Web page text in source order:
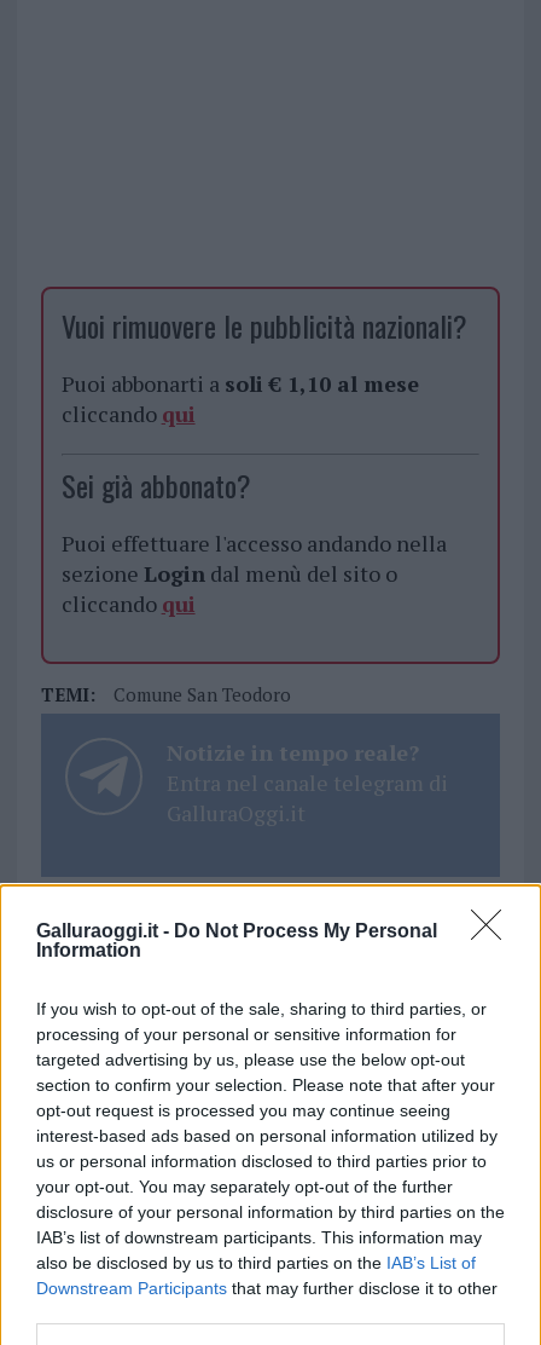
Galluraoggi.it - Do Not Process My Personal
Information
If you wish to opt-out of the sale, sharing to third parties, or
processing of your personal or sensitive information for
targeted advertising by us, please use the below opt-out
section to confirm your selection. Please note that after your
opt-out request is processed you may continue seeing
interest-based ads based on personal information utilized by
us or personal information disclosed to third parties prior to
your opt-out. You may separately opt-out of the further
disclosure of your personal information by third parties on the
IAB’s list of downstream participants. This information may
also be disclosed by us to third parties on the IAB’s List of
Downstream Participants that may further disclose it to other
Vuoi rimuovere le pubblicità nazionali?
Puoi abbonarti a soli € 1,10 al mese
cliccando qui
Sei già abbonato?
Puoi effettuare l'accesso andando nella
sezione Logindal menù del sito o
cliccando qui
TEMI: Comune San Teodoro
Notizie in tempo reale?
Entra nel canale telegram di
GalluraOggi.it
Inviaci le tue segnalazioni,
345 356 7512
Ricevi le nostre ultime news
daGoogle News
Condividi l'articolo